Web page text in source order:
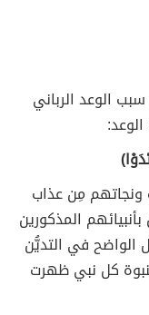
الوعد الرباني
ونجاتهم مِن عذاب
المذكورين
الواضح في التديُّن
كل نبي ظهرت